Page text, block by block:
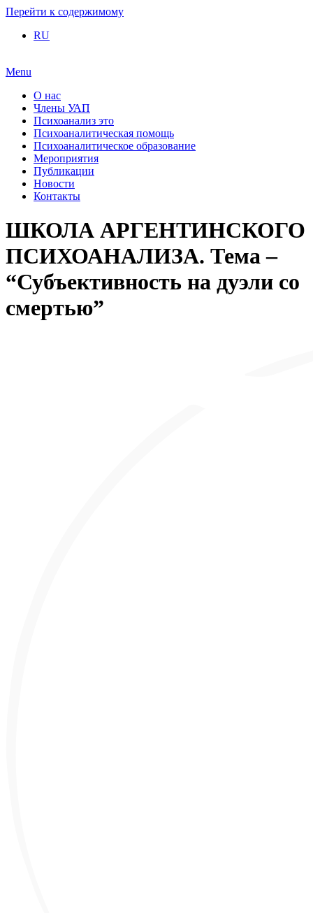
Перейти к содержимому
RU
Menu
О нас
Члены УАП
Психоанализ это
Психоаналитическая помощь
Психоаналитическое образование
Мероприятия
Публикации
Новости
Контакты
ШКОЛА АРГЕНТИНСКОГО
ПСИХОАНАЛИЗА. Тема –
“Субъективность на дуэли со
смертью”